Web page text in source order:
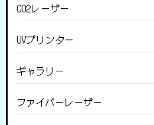
CO2レーザー
UVプリンター
ギャラリー
ファイバーレーザー